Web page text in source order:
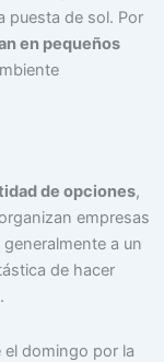
puesta de sol. Por
en pequeños
de opciones,
empresas
generalmente a un
de hacer
domingo por la